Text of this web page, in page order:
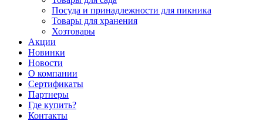
Посуда и принадлежности для пикника
Товары для хранения
Хозтовары
Акции
Новинки
Новости
О компании
Сертификаты
Партнеры
Где купить?
Контакты